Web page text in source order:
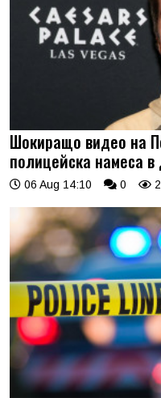
Шокиращо видео на
полицейска намеса
06 Aug 14:10 0